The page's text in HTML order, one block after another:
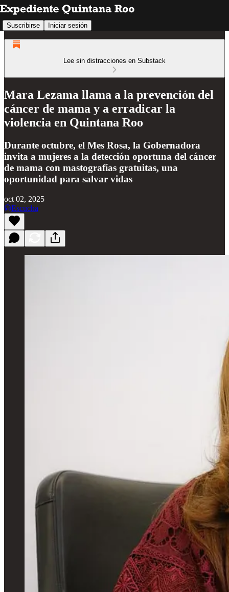
Suscribirse Iniciar sesión
Lee sin distracciones en Substack
Mara Lezama llama a la prevención del
cáncer de mama y a erradicar la
violencia en Quintana Roo
Durante octubre, el Mes Rosa, la Gobernadora
invita a mujeres a la detección oportuna del cáncer
de mama con mastografías gratuitas, una
oportunidad para salvar vidas
oct 02, 2025
Escucha